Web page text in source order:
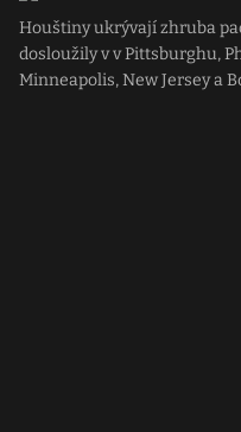
Houštiny ukrývají zhruba
dosloužily v v Pittsburghu,
Minneapolis, New Jersey a